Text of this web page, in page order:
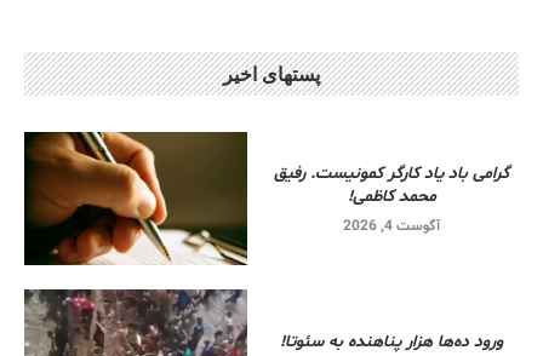
پستهای اخیر
گرامی باد یاد کارگر کمونیست. رفیق
محمد کاظمی!
آگوست 4, 2026
ورود ده‌ها هزار پناهنده به سئوتا!